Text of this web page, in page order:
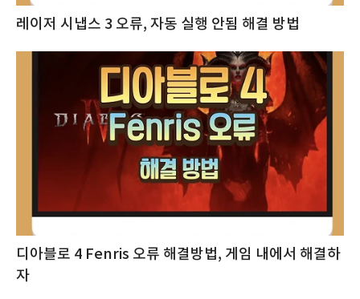
레이저 시냅스 3 오류, 자동 실행 안됨 해결 방법
디아블로 4 Fenris 오류 해결방법, 게임 내에서 해결하
자